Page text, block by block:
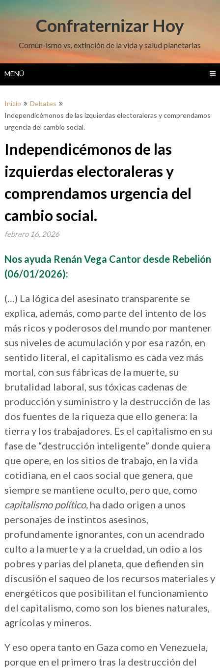
Confraternizar Hoy
Común-ismo vs. extinción de la vida y salud planetarias
MENÚ
Inicio
Debates
Independicémonos de las izquierdas electoraleras y comprendamos
urgencia del cambio social.
Independicémonos de las
izquierdas electoraleras y
comprendamos urgencia del
cambio social.
febrero 16, 2026
Nos ayuda Renán Vega Cantordesde Rebelión
(06/01/2026):
(…) La lógica del asesinato transparente se
explica, además, como parte del intento de los
más ricos y poderosos del mundo por mantener
sus niveles de acumulación y por esa razón, en
sentido literal, el capitalismo es cada vez más
mortal, con sus fábricas de la muerte, su
brutalidad laboral, sus tóxicas cadenas de
producción y suministro y la destrucción de las
dos fuentes de la riqueza que ello genera: la
tierra y los trabajadores. Es el capitalismo en su
fase de “destrucción inteligente” donde quiera
que opere, en los sitios de trabajo, en la vida
cotidiana, en el caos social que genera, que
siempre se mantiene oculto, pero que, como
capitalismo político, ha dado origen a unos
personajes de instintos asesinos,
profundamente ignorantes, con un acendrado
culto a la muerte y a la crueldad, un odio a los
pobres y parias del planeta, que defienden sin
discusión el saqueo de los recursos materiales y
energéticos que posibilitan el funcionamiento
del capitalismo, como son los bienes naturales,
agrícolas y mineros.
Y eso opera tanto en Gaza como en Venezuela,
porque en el primero tras la destrucción del